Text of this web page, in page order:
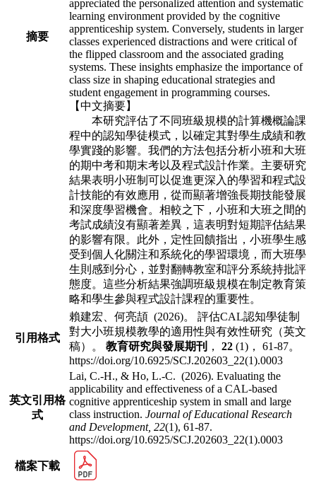
摘要
appreciated the personalized attention and systematic
learning environment provided by the cognitive
apprenticeship system. Conversely, students in larger
classes experienced distractions and were critical of
the flipped classroom and the associated grading
systems. These insights emphasize the importance of
class size in shaping educational strategies and
student engagement in programming courses.
【中文摘要】
本研究評估了不同班級規模的計算機概論課
程中的認知學徒模式，以確定其對學生成績和教
學實踐的影響。我們的方法包括分析小班和大班
的期中考和期末考以 及程式設計作業。主要研究
結果表明小班制可以促進更深入的學習和程式設
計技能的有效應用，從而顯著增強長期技能發展
和深度學習機會。相較之下，小班和大班之間的
考試成績沒有顯著差異，這表明對短期評估結果
的影響有限。此外，定性回饋指出，小班學生感
受到個人化關注和系統化的學習環境，而大班學
生則感到分心，並對翻轉教室和評分系統持批評
態度。這些分析結果強調班級規模在制定教育策
略和學生參與程式設計課程的重要性。
引用格式
賴建宏、何亮頡 (2026)。 評估CAL認知學徒制
對大小班規模教學的適用性與有效性研究（英文
稿）。 教育研究與發展期刊 ， 22 (1)， 61-87。
https://doi.org/10.6925/SCJ.202603_22(1).0003
英文引用格
式
Lai, C.-H., & Ho, L.-C. (2026). Evaluating the
applicability and effectiveness of a CAL-based
cognitive apprenticeship system in small and large
class instruction. Journal of Educational Research
and Development, 22(1), 61-87.
https://doi.org/10.6925/SCJ.202603_22(1).0003
檔案下載